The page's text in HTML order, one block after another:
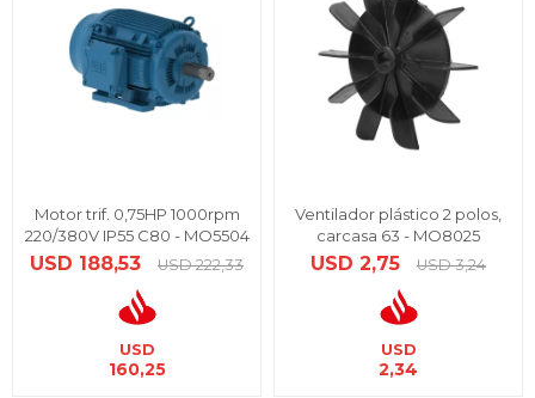
Motor trif. 0,75HP 1000rpm
220/380V IP55 C80 - MO5504
USD 188,53 USD 222,33
USD
160,25
Ventilador plástico 2 polos,
carcasa 63 - MO8025
USD 2,75 USD 3,24
USD
2,34